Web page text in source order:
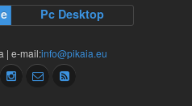
Pc Desktop
| e-mail:info@pikaia.eu